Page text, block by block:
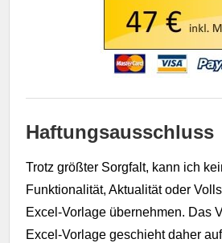
Haftungsausschluss
Trotz größter Sorgfalt, kann ich
Funktionalität, Aktualität oder
Excel-Vorlage übernehmen. Das
Excel-Vorlage geschieht daher